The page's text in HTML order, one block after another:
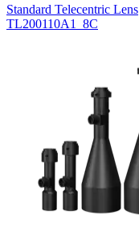
Standard Telecentric Lens
TL200110A1_8C